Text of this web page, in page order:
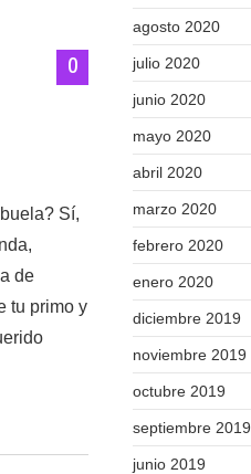
0
Sí,
de
tu primo y
agosto 2020
julio 2020
junio 2020
mayo 2020
abril 2020
marzo 2020
febrero 2020
enero 2020
diciembre 2019
noviembre 2019
octubre 2019
septiembre 2019
junio 2019